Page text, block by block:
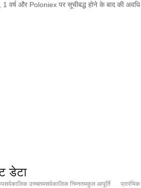
1 वर्ष और Poloniex पर सूचीबद्ध होने के बाद की
डेटा
सर्वकालिक उच्चतमसर्वकालिक निम्नतमकुल आपूर्ति प्रारंभिक